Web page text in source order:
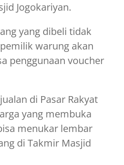
Jogokariyan.
yang dibeli tidak
warung akan
penggunaan voucher
di Pasar Rakyat
yang membuka
menukar lembar
di Takmir Masjid